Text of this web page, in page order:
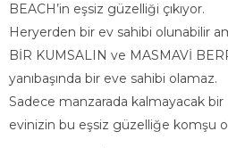
BEACH’in eşsiz güzelliği çıkıyor.
Heryerden bir ev sahibi olunabilir
BİR KUMSALIN ve MASMAVİ
yanıbaşında bir eve sahibi olamaz.
Sadece manzarada kalmayacak bir
evinizin bu eşsiz güzelliğe komşu